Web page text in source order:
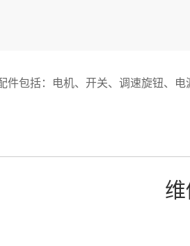
件包括：电机、开关、调速旋钮、